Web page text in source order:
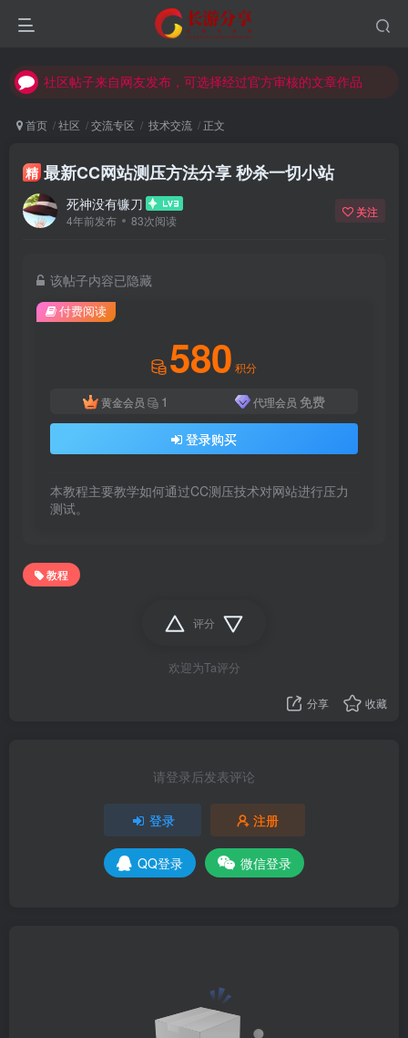
社区帖子来自网友发布，可选择经过官方审核的文章作品
首页 社区 交流专区 技术交流 正文
精 最新CC网站测压方法分享 秒杀一切小站
死神没有镰刀
4年前发布 83次阅读
关注
该帖子内容已隐藏
付费阅读
580 积分
黄金会员 1 代理会员 免费
登录购买
本教程主要教学如何通过CC测压技术对网站进行压力
测试。
教程
评分
欢迎为Ta评分
分享 收藏
请登录后发表评论
登录 注册
QQ登录 微信登录